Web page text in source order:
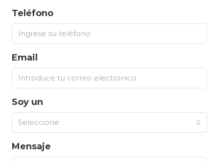
Teléfono
Email
Soy un
Seleccione
Mensaje